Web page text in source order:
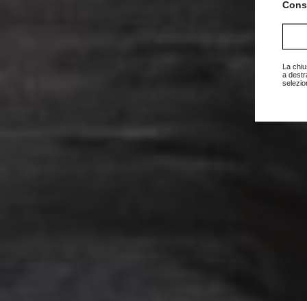
La
a